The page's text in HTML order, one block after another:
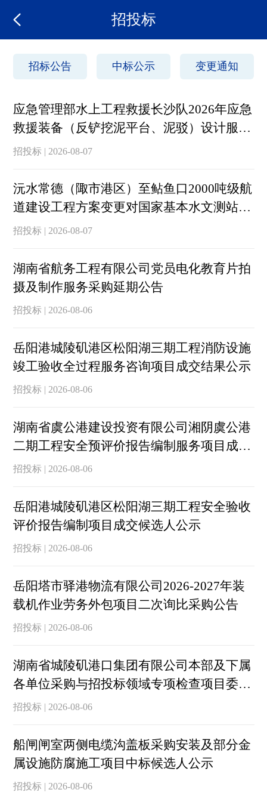
招投标
招标公告 中标公示 变更通知
应急管理部水上工程救援长沙队2026年应急
救援装备（反铲挖泥平台、泥驳）设计服务
项目中标公告
招投标 | 2026-08-07
沅水常德（陬市港区）至鲇鱼口2000吨级航
道建设工程方案变更对国家基本水文测站监
测影响评价技术服务招标公告
招投标 | 2026-08-07
湖南省航务工程有限公司党员电化教育片拍
摄及制作服务采购延期公告
招投标 | 2026-08-06
岳阳港城陵矶港区松阳湖三期工程消防设施
竣工验收全过程服务咨询项目成交结果公示
招投标 | 2026-08-06
湖南省虞公港建设投资有限公司湘阴虞公港
二期工程安全预评价报告编制服务项目成交
结果公示
招投标 | 2026-08-06
岳阳港城陵矶港区松阳湖三期工程安全验收
评价报告编制项目成交候选人公示
招投标 | 2026-08-06
岳阳塔市驿港物流有限公司2026-2027年装
载机作业劳务外包项目二次询比采购公告
招投标 | 2026-08-06
湖南省城陵矶港口集团有限公司本部及下属
各单位采购与招投标领域专项检查项目委外
服务
招投标 | 2026-08-06
船闸闸室两侧电缆沟盖板采购安装及部分金
属设施防腐施工项目中标候选人公示
招投标 | 2026-08-06